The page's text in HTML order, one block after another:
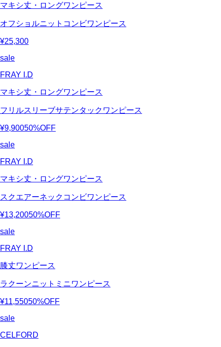
マキシ丈・ロングワンピース
オフショルニットコンビワンピース
¥25,300
sale
FRAY I.D
マキシ丈・ロングワンピース
フリルスリーブサテンタックワンピース
¥9,90050%OFF
sale
FRAY I.D
マキシ丈・ロングワンピース
スクエアーネックコンビワンピース
¥13,20050%OFF
sale
FRAY I.D
膝丈ワンピース
ラクーンニットミニワンピース
¥11,55050%OFF
sale
CELFORD